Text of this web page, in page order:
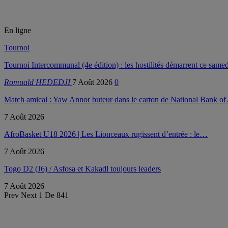
En ligne
Tournoi
Tournoi Intercommunal (4e édition) : les hostilités démarrent ce
Romuald HEDEDJI 7 Août 2026 0
Match amical : Yaw Annor buteur dans le carton de National Bank
7 Août 2026
AfroBasket U18 2026 | Les Lionceaux rugissent d’entrée : le…
7 Août 2026
Togo D2 (J6) / Asfosa et Kakadl toujours leaders
7 Août 2026
Prev Next 1 De 841